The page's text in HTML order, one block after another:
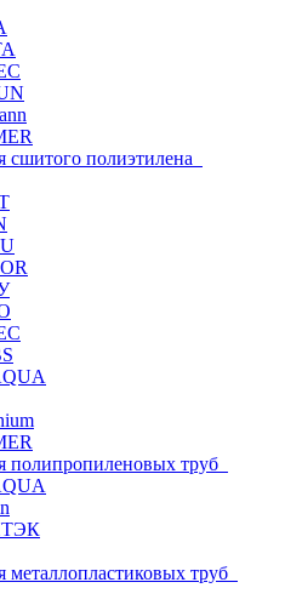
сшитого полиэтилена
полипропиленовых труб
металлопластиковых труб